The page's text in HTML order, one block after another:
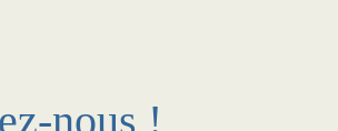
nous !